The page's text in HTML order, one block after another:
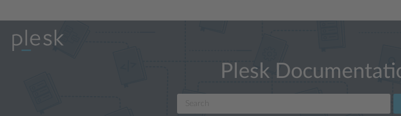
Plesk